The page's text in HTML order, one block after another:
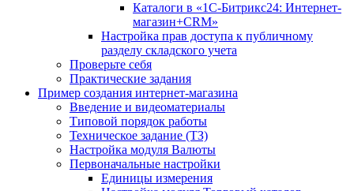
Каталоги в «1С-Битрикс24: Интернет-
магазин+CRM»
Настройка прав доступа к публичному
разделу складского учета
Проверьте себя
Практические задания
Пример создания интернет-магазина
Введение и видеоматериалы
Типовой порядок работы
Техническое задание (ТЗ)
Настройка модуля Валюты
Первоначальные настройки
Единицы измерения